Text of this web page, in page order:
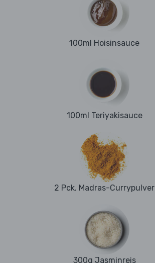
100ml Hoisinsauce
100ml Teriyakisauce
2 Pck. Madras-Currypulver
300g Jasminreis